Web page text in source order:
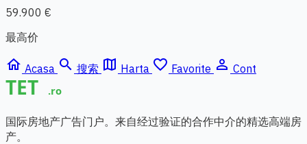
59.900 €
最高价
home Acasa search 搜索 map Harta favorite_border Favorite person_outline Cont
国际房地产广告门户。来自经过验证的合作中介的精选高端房
产。